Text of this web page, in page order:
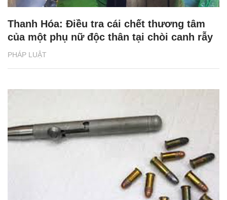
PHÁP LUẬT
Thanh Hóa: Điều tra cái chết thương tâm
của một phụ nữ độc thân tại chòi canh rẫy